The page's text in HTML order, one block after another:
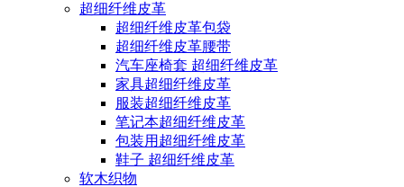
超细纤维皮革
超细纤维皮革包袋
超细纤维皮革腰带
汽车座椅套 超细纤维皮革
家具超细纤维皮革
服装超细纤维皮革
笔记本超细纤维皮革
包装用超细纤维皮革
鞋子 超细纤维皮革
软木织物